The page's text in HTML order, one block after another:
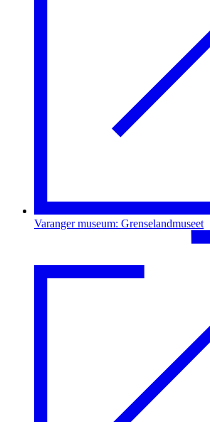
Varanger museum: Grenselandmuseet